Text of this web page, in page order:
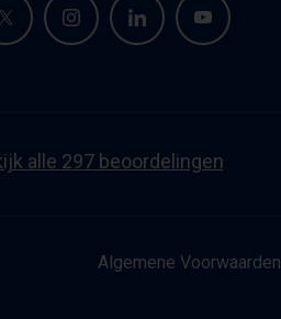
alle 297 beoordelingen
Algemene Voorwaarden